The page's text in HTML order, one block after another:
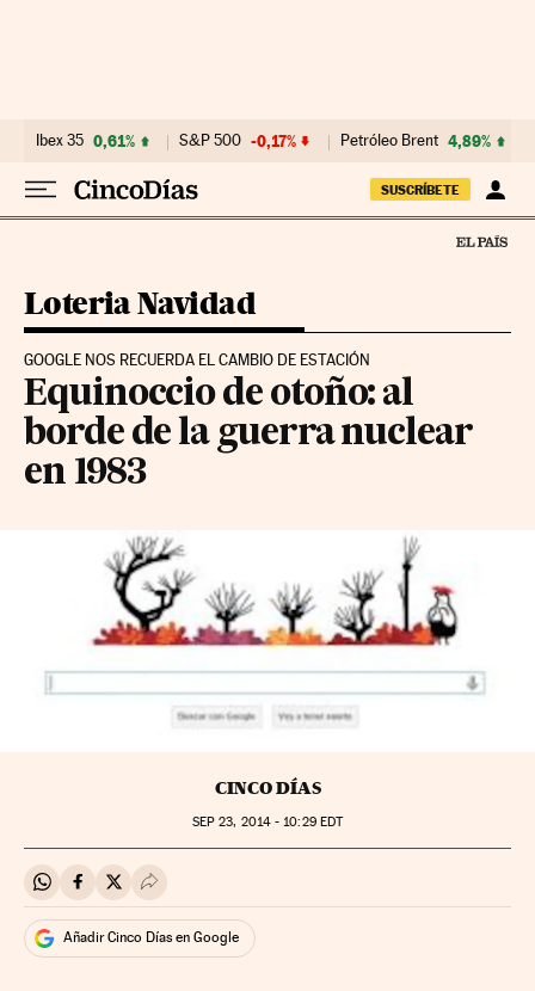
Ibex 35 0,61% S&P 500 -0,17% Petróleo Brent 4,89%
SUSCRÍBETE
Loteria Navidad
GOOGLE NOS RECUERDA EL CAMBIO DE ESTACIÓN
Equinoccio de otoño: al
borde de la guerra nuclear
en 1983
CINCO DÍAS
SEP 23, 2014 - 10:29EDT
Compartir en Whatsapp
Compartir en Facebook
Compartir en Twitter
Desplegar Redes Sociales
Añadir Cinco Días en Google